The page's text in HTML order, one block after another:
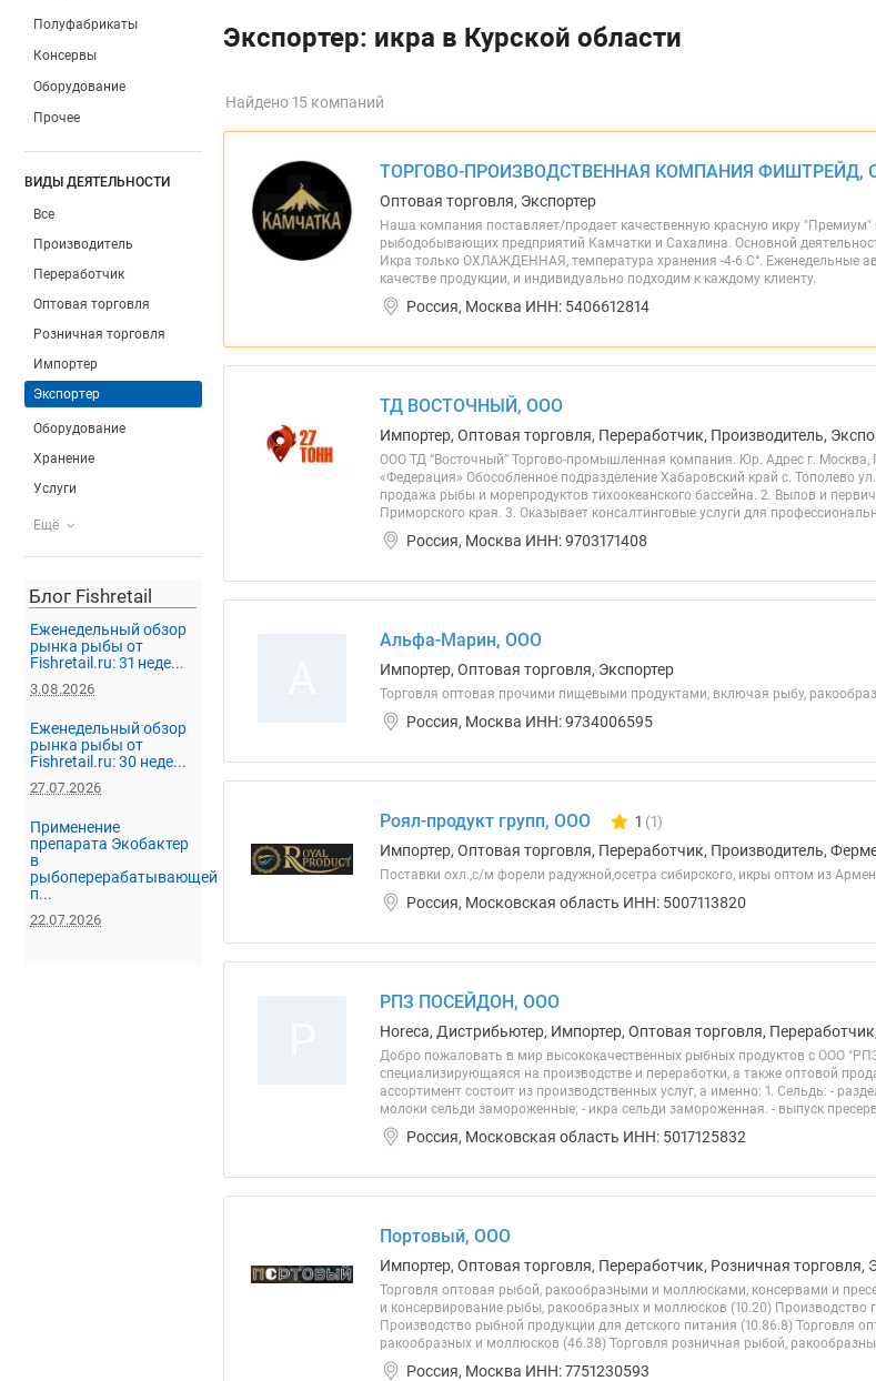
Полуфабрикаты
Консервы
Оборудование
Прочее
ВИДЫ ДЕЯТЕЛЬНОСТИ
Все
Производитель
Переработчик
Оптовая торговля
Розничная торговля
Импортер
Экспортер
Оборудование
Хранение
Услуги
Ещё
Блог Fishretail
Еженедельный обзор
рынка рыбы от
Fishretail.ru: 31 неде...
3.08.2026
Еженедельный обзор
рынка рыбы от
Fishretail.ru: 30 неде...
27.07.2026
Применение
препарата Экобактер
в
рыбоперерабатывающей
п...
22.07.2026
Экспортер: икра в Курской области
Найдено 15 компаний
ТОРГОВО-ПРОИЗВОДСТВЕННАЯ КОМПАНИЯ ФИШТРЕЙД,
Оптовая торговля, Экспортер
Наша компания поставляет/продает качественную красную икру
рыбодобывающих предприятий Камчатки и Сахалина. Основной
Икра только ОХЛАЖДЕННАЯ, температура хранения -4-6 С°. Еженедельные
качестве продукции, и индивидуально подходим к каждому клиенту.
Россия, Москва ИНН: 5406612814
ТД ВОСТОЧНЫЙ, ООО
Импортер, Оптовая торговля, Переработчик, Производитель,
ООО ТД “Восточный” Торгово-промышленная компания. Юр. Адрес г.
«Федерация» Обособленное подразделение Хабаровский край с. Тополево
продажа рыбы и морепродуктов тихоокеанского бассейна. 2. Вылов и
Приморского края. 3. Оказывает консалтинговые услуги для
Россия, Москва ИНН: 9703171408
Альфа-Марин, ООО
Импортер, Оптовая торговля, Экспортер
Торговля оптовая прочими пищевыми продуктами, включая рыбу,
Россия, Москва ИНН: 9734006595
Роял-продукт групп, ООО Количество отзывов у компании
1 (1)
Импортер, Оптовая торговля, Переработчик, Производитель,
Поставки охл.,с/м форели радужной,осетра сибирского, икры оптом из
Россия, Московская область ИНН: 5007113820
РПЗ ПОСЕЙДОН, ООО
Horeca, Дистрибьютер, Импортер, Оптовая торговля,
Добро пожаловать в мир высококачественных рыбных продуктов с ООО
специализирующаяся на производстве и переработки, а также оптовой
ассортимент состоит из производственных услуг, а именно: 1. Сельдь: -
молоки сельди замороженные; - икра сельди замороженная. - выпуск
Россия, Московская область ИНН: 5017125832
Портовый, ООО
Импортер, Оптовая торговля, Переработчик, Розничная торговля,
Торговля оптовая рыбой, ракообразными и моллюсками, консервами и
и консервирование рыбы, ракообразных и моллюсков (10.20) Производство
Производство рыбной продукции для детского питания (10.86.8)
ракообразных и моллюсков (46.38) Торговля розничная рыбой,
Россия, Москва ИНН: 7751230593